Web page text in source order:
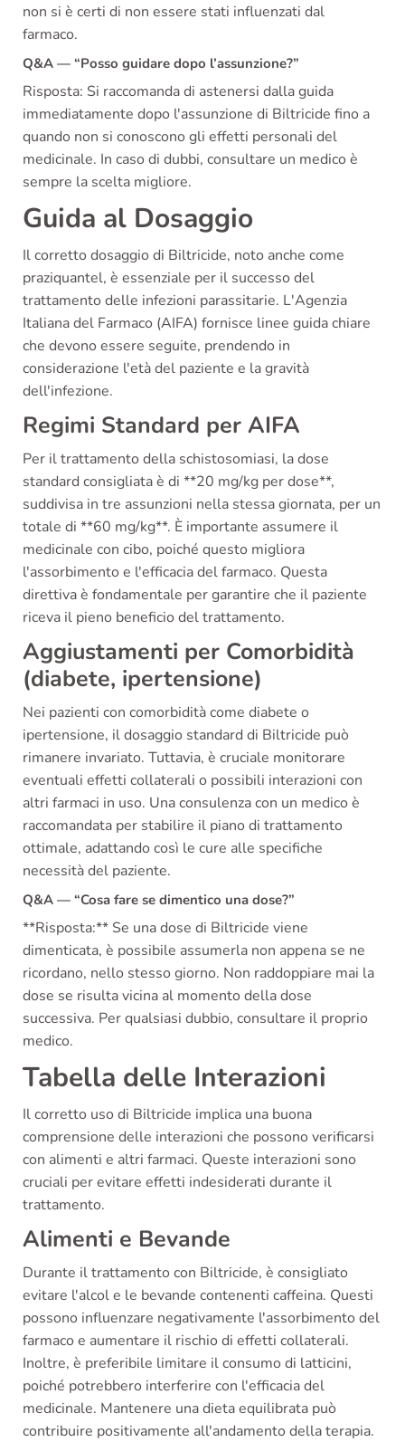
non si è certi di non essere stati influenzati dal
farmaco.
Q&A — “Posso guidare dopo l’assunzione?”
Risposta: Si raccomanda di astenersi dalla guida
immediatamente dopo l'assunzione di Biltricide fino a
quando non si conoscono gli effetti personali del
medicinale. In caso di dubbi, consultare un medico è
sempre la scelta migliore.
Guida al Dosaggio
Il corretto dosaggio di Biltricide, noto anche come
praziquantel, è essenziale per il successo del
trattamento delle infezioni parassitarie. L'Agenzia
Italiana del Farmaco (AIFA) fornisce linee guida chiare
che devono essere seguite, prendendo in
considerazione l'età del paziente e la gravità
dell'infezione.
Regimi Standard per AIFA
Per il trattamento della schistosomiasi, la dose
standard consigliata è di **20 mg/kg per dose**,
suddivisa in tre assunzioni nella stessa giornata, per un
totale di **60 mg/kg**. È importante assumere il
medicinale con cibo, poiché questo migliora
l'assorbimento e l'efficacia del farmaco. Questa
direttiva è fondamentale per garantire che il paziente
riceva il pieno beneficio del trattamento.
Aggiustamenti per Comorbidità
(diabete, ipertensione)
Nei pazienti con comorbidità come diabete o
ipertensione, il dosaggio standard di Biltricide può
rimanere invariato. Tuttavia, è cruciale monitorare
eventuali effetti collaterali o possibili interazioni con
altri farmaci in uso. Una consulenza con un medico è
raccomandata per stabilire il piano di trattamento
ottimale, adattando così le cure alle specifiche
necessità del paziente.
Q&A — “Cosa fare se dimentico una dose?”
**Risposta:** Se una dose di Biltricide viene
dimenticata, è possibile assumerla non appena se ne
ricordano, nello stesso giorno. Non raddoppiare mai la
dose se risulta vicina al momento della dose
successiva. Per qualsiasi dubbio, consultare il proprio
medico.
Tabella delle Interazioni
Il corretto uso di Biltricide implica una buona
comprensione delle interazioni che possono verificarsi
con alimenti e altri farmaci. Queste interazioni sono
cruciali per evitare effetti indesiderati durante il
trattamento.
Alimenti e Bevande
Durante il trattamento con Biltricide, è consigliato
evitare l'alcol e le bevande contenenti caffeina. Questi
possono influenzare negativamente l'assorbimento del
farmaco e aumentare il rischio di effetti collaterali.
Inoltre, è preferibile limitare il consumo di latticini,
poiché potrebbero interferire con l'efficacia del
medicinale. Mantenere una dieta equilibrata può
contribuire positivamente all'andamento della terapia.